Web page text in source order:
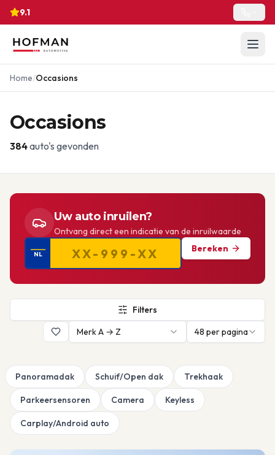
9.1
Home/Occasions
Occasions
384auto's gevonden
Uw auto inruilen?
Ontvang direct een indicatie van de inruilwaarde
NL
Bereken
Filters
Merk A → Z
48 per pagina
Panoramadak Schuif/Open dak Trekhaak
Parkeersensoren Camera Keyless
Carplay/Android auto